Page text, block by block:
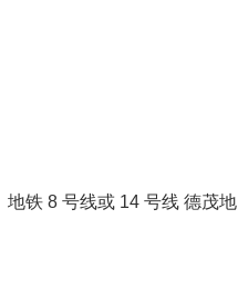
铁 8 号线或 14 号线 德茂地